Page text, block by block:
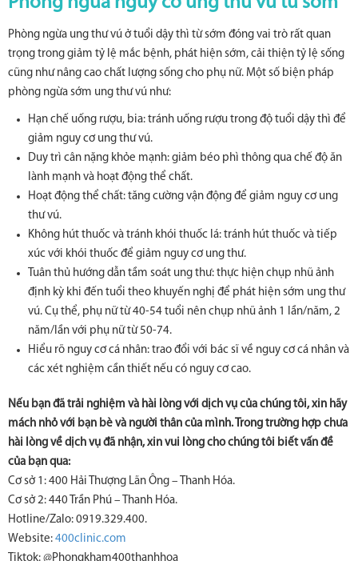
Phòng ngừa ung thư vú ở tuổi dậy thì từ sớm đóng vai trò rất quan
trọng trong giảm tỷ lệ mắc bệnh, phát hiện sớm, cải thiện tỷ lệ sống
cũng như nâng cao chất lượng sống cho phụ nữ. Một số biện pháp
phòng ngừa sớm ung thư vú như:
Hạn chế uống rượu, bia: tránh uống rượu trong độ tuổi dậy thì để
giảm nguy cơ ung thư vú.
Duy trì cân nặng khỏe mạnh: giảm béo phì thông qua chế độ ăn
lành mạnh và hoạt động thể chất.
Hoạt động thể chất: tăng cường vận động để giảm nguy cơ ung
thư vú.
Không hút thuốc và tránh khói thuốc lá: tránh hút thuốc và tiếp
xúc với khói thuốc để giảm nguy cơ ung thư.
Tuân thủ hướng dẫn tầm soát ung thư: thực hiện chụp nhũ ảnh
định kỳ khi đến tuổi theo khuyến nghị để phát hiện sớm ung thư
vú. Cụ thể, phụ nữ từ 40-54 tuổi nên chụp nhũ ảnh 1 lần/năm, 2
năm/lần với phụ nữ từ 50-74.
Hiểu rõ nguy cơ cá nhân: trao đổi với bác sĩ về nguy cơ cá nhân và
các xét nghiệm cần thiết nếu có nguy cơ cao.
Nếu bạn đã trải nghiệm và hài lòng với dịch vụ của chúng tôi, xin hãy
mách nhỏ với bạn bè và người thân của mình. Trong trường hợp chưa
hài lòng về dịch vụ đã nhận, xin vui lòng cho chúng tôi biết vấn đề
của bạn qua:
Cơ sở 1: 400 Hải Thượng Lãn Ông – Thanh Hóa.
Cơ sở 2: 440 Trần Phú – Thanh Hóa.
Hotline/Zalo: 0919.329.400.
Website: 400clinic.com
Tiktok: @Phongkham400thanhhoa